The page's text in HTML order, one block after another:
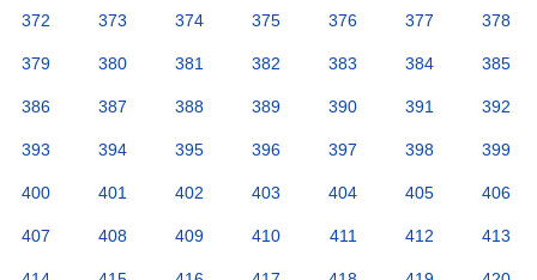
372 373 374 375 376 377 378
379 380 381 382 383 384 385
386 387 388 389 390 391 392
393 394 395 396 397 398 399
400 401 402 403 404 405 406
407 408 409 410 411 412 413